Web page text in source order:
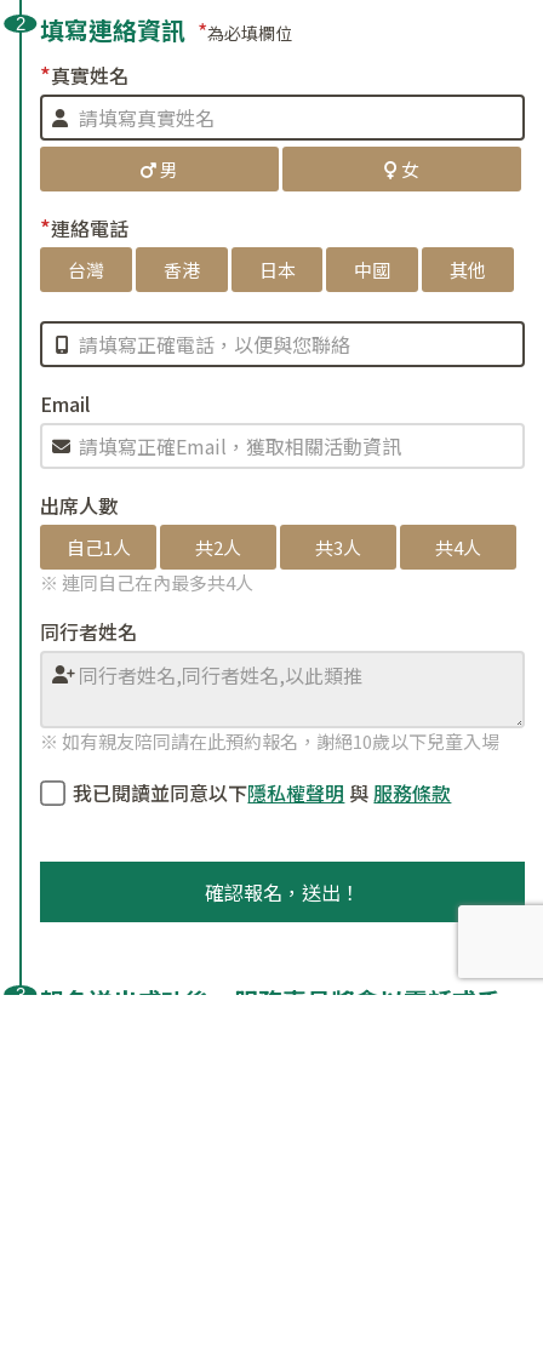
填寫連絡資訊 *為必填欄位
*真實姓名
男 女
*連絡電話
台灣 香港 日本 中國 其他
Email
出席人數
自己1人 共2人 共3人
共4人
※ 連同自己在內最多共4人
同行者姓名
※ 如有親友陪同請在此預約報名，謝絕10歲以下兒童入場
我已閱讀並同意以下隱私權聲明 與服務條款
報名送出成功後，服務專員將會以電話或手